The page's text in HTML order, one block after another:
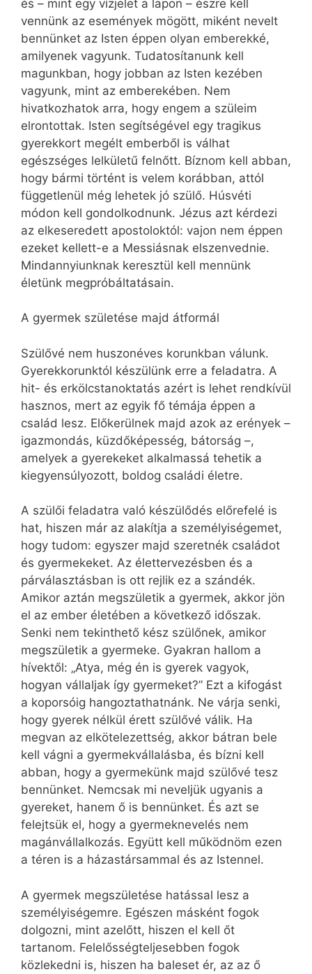
és – mint egy vízjelet a lapon – észre kell
vennünk az események mögött, miként nevelt
bennünket az Isten éppen olyan emberekké,
amilyenek vagyunk. Tudatosítanunk kell
magunkban, hogy jobban az Isten kezében
vagyunk, mint az emberekében. Nem
hivatkozhatok arra, hogy engem a szüleim
elrontottak. Isten segítségével egy tragikus
gyerekkort megélt emberből is válhat
egészséges lelkületű felnőtt. Bíznom kell abban,
hogy bármi történt is velem korábban, attól
függetlenül még lehetek jó szülő. Húsvéti
módon kell gondolkodnunk. Jézus azt kérdezi
az elkeseredett apostoloktól: vajon nem éppen
ezeket kellett-e a Messiásnak elszenvednie.
Mindannyiunknak keresztül kell mennünk
életünk megpróbáltatásain.
A gyermek születése majd átformál
Szülővé nem huszonéves korunkban válunk.
Gyerekkorunktól készülünk erre a feladatra. A
hit- és erkölcstanoktatás azért is lehet rendkívül
hasznos, mert az egyik fő témája éppen a
család lesz. Előkerülnek majd azok az erények –
igazmondás, küzdőképesség, bátorság –,
amelyek a gyerekeket alkalmassá tehetik a
kiegyensúlyozott, boldog családi életre.
A szülői feladatra való készülődés előrefelé is
hat, hiszen már az alakítja a személyiségemet,
hogy tudom: egyszer majd szeretnék családot
és gyermekeket. Az élettervezésben és a
párválasztásban is ott rejlik ez a szándék.
Amikor aztán megszületik a gyermek, akkor jön
el az ember életében a következő időszak.
Senki nem tekinthető kész szülőnek, amikor
megszületik a gyermeke. Gyakran hallom a
hívektől: „Atya, még én is gyerek vagyok,
hogyan vállaljak így gyermeket?” Ezt a kifogást
a koporsóig hangoztathatnánk. Ne várja senki,
hogy gyerek nélkül érett szülővé válik. Ha
megvan az elkötelezettség, akkor bátran bele
kell vágni a gyermekvállalásba, és bízni kell
abban, hogy a gyermekünk majd szülővé tesz
bennünket. Nemcsak mi neveljük ugyanis a
gyereket, hanem ő is bennünket. És azt se
felejtsük el, hogy a gyermeknevelés nem
magánvállalkozás. Együtt kell működnöm ezen
a téren is a házastársammal és az Istennel.
A gyermek megszületése hatással lesz a
személyiségemre. Egészen másként fogok
dolgozni, mint azelőtt, hiszen el kell őt
tartanom. Felelősségteljesebben fogok
közlekedni is, hiszen ha baleset ér, az az ő